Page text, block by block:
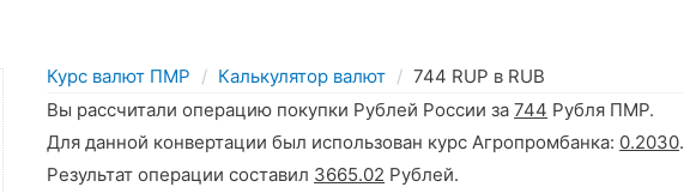
Курс валют ПМР Калькулятор валют
744 RUP в RUB
Вы рассчитали операцию покупки Рублей России за744 Рубля ПМР.
Для данной конвертации был использован курс Агропромбанка: 0.2030.
Результат операции составил 3665.02 Рублей.